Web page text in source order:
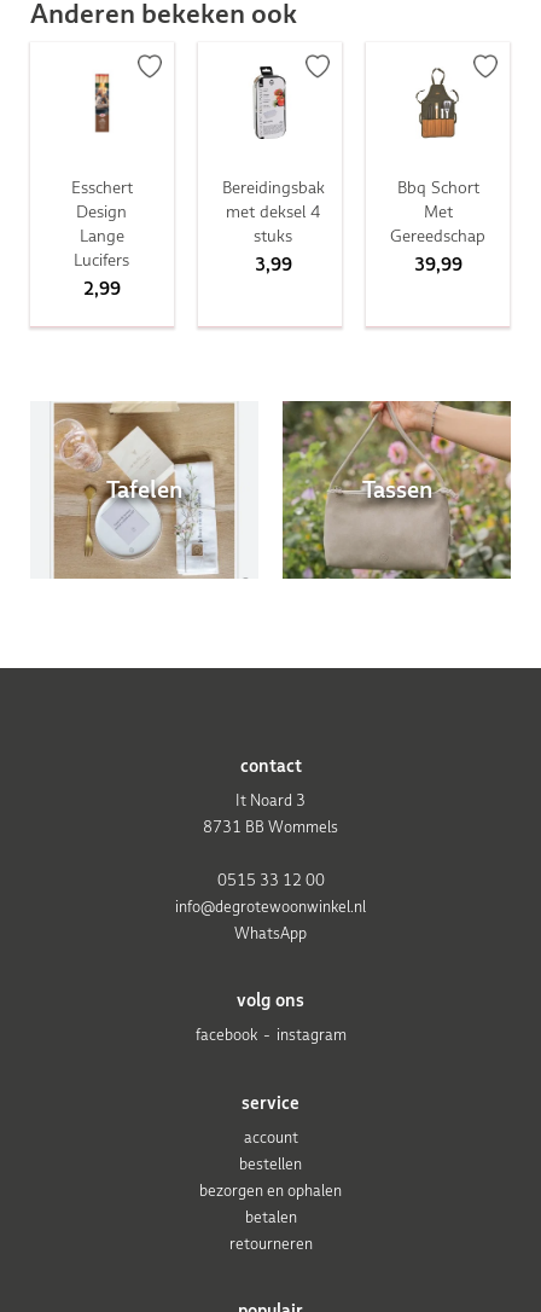
Anderen bekeken ook
Esschert
Design
Lange
Lucifers
2,99
Bereidingsbak
met deksel 4
stuks
3,99
Bbq Schort
Met
Gereedschap
39,99
Tafelen Tassen
service
account
bestellen
bezorgen en ophalen
betalen
retourneren
volg ons
facebook
instagram
contact
It Noard 3
8731 BB Wommels
0515 33 12 00
info@degrotewoonwinkel.nl
WhatsApp